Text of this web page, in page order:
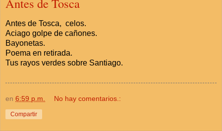
Antes de Tosca, celos.
Aciago golpe de cañones.
Bayonetas.
Poema en retirada.
Tus rayos verdes sobre Santiago.
en 6:59 p.m. No hay comentarios.:
Compartir